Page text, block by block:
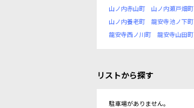
山ノ内赤山町
山ノ内瀬戸畑町
山ノ内養老町
龍安寺池ノ下町
龍安寺西ノ川町
龍安寺山田町
リストから探す
駐車場がありません。